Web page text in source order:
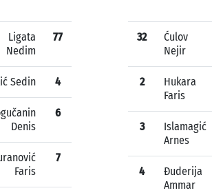
Ligata
Nedim
77
Sedin 4
Denis
6
Faris
7
32
Ćulov
Nejir
2
Hukara
Faris
3
Islamagić
Arnes
4
Đuderija
Ammar